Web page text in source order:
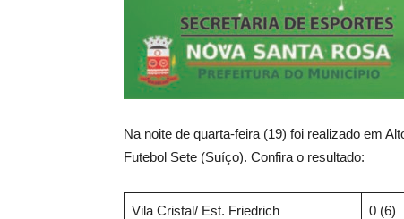
Na noite de quarta-feira (19) foi realizado em
Futebol Sete (Suíço). Confira o resultado:
Vila Cristal/ Est. Friedrich 0 (6)